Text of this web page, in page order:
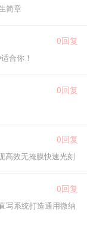
简章
0回复
合你！
0回复
0回复
高效无掩膜快速光刻
0回复
写系统打造通用微纳